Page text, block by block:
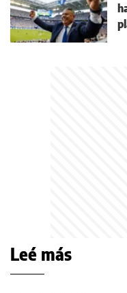
Leé más